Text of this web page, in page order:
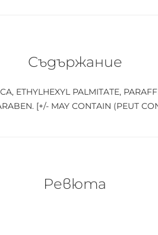
Съдържание
ETHYLHEXYL PALMITATE,
[+/- MAY CONTAIN (PEUT
Ревюта